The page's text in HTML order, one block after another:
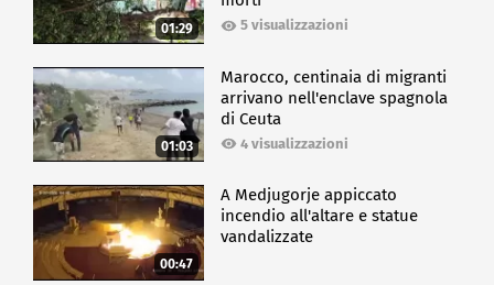
01:29 5 visualizzazioni
01:03
Marocco, centinaia di migranti
arrivano nell'enclave spagnola
di Ceuta
4 visualizzazioni
00:47
A Medjugorje appiccato
incendio all'altare e statue
vandalizzate